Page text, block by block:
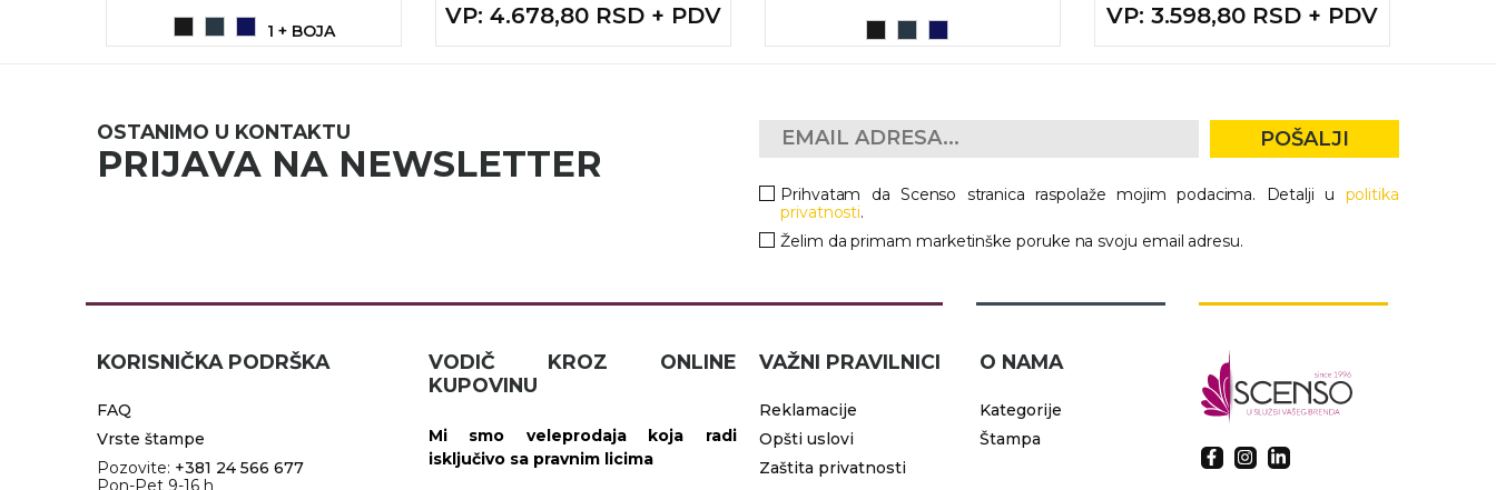
1 + BOJA
VP: 4.678,80 RSD + PDV VP: 3.598,80 RSD + PDV
OSTANIMO U KONTAKTU
PRIJAVA NA NEWSLETTER
POŠALJI
Prihvatam da Scenso stranica raspolaže mojim podacima. Detalji u politika
privatnosti.
Želim da primam marketinške poruke na svoju email adresu.
KORISNIČKA PODRŠKA
FAQ
Vrste štampe
Pozovite: +381 24 566 677
Pon-Pet 9-16 h
VODIČ KROZ ONLINE
KUPOVINU
Mi smo veleprodaja koja radi
isključivo sa pravnim licima
VAŽNI PRAVILNICI
Reklamacije
Opšti uslovi
Zaštita privatnosti
O NAMA
Kategorije
Štampa